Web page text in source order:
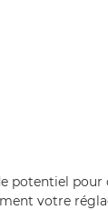
potentiel pour
votre